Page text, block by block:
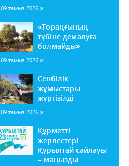
09 тамыз 2026 ж.
«Тораңғының
түбіне демалуға
болмайды»
09 тамыз 2026 ж.
Сенбілік
жұмыстары
жүргізілді
09 тамыз 2026 ж.
Құрметті
жерлестер!
Құрылтай сайлауы
– маңызды